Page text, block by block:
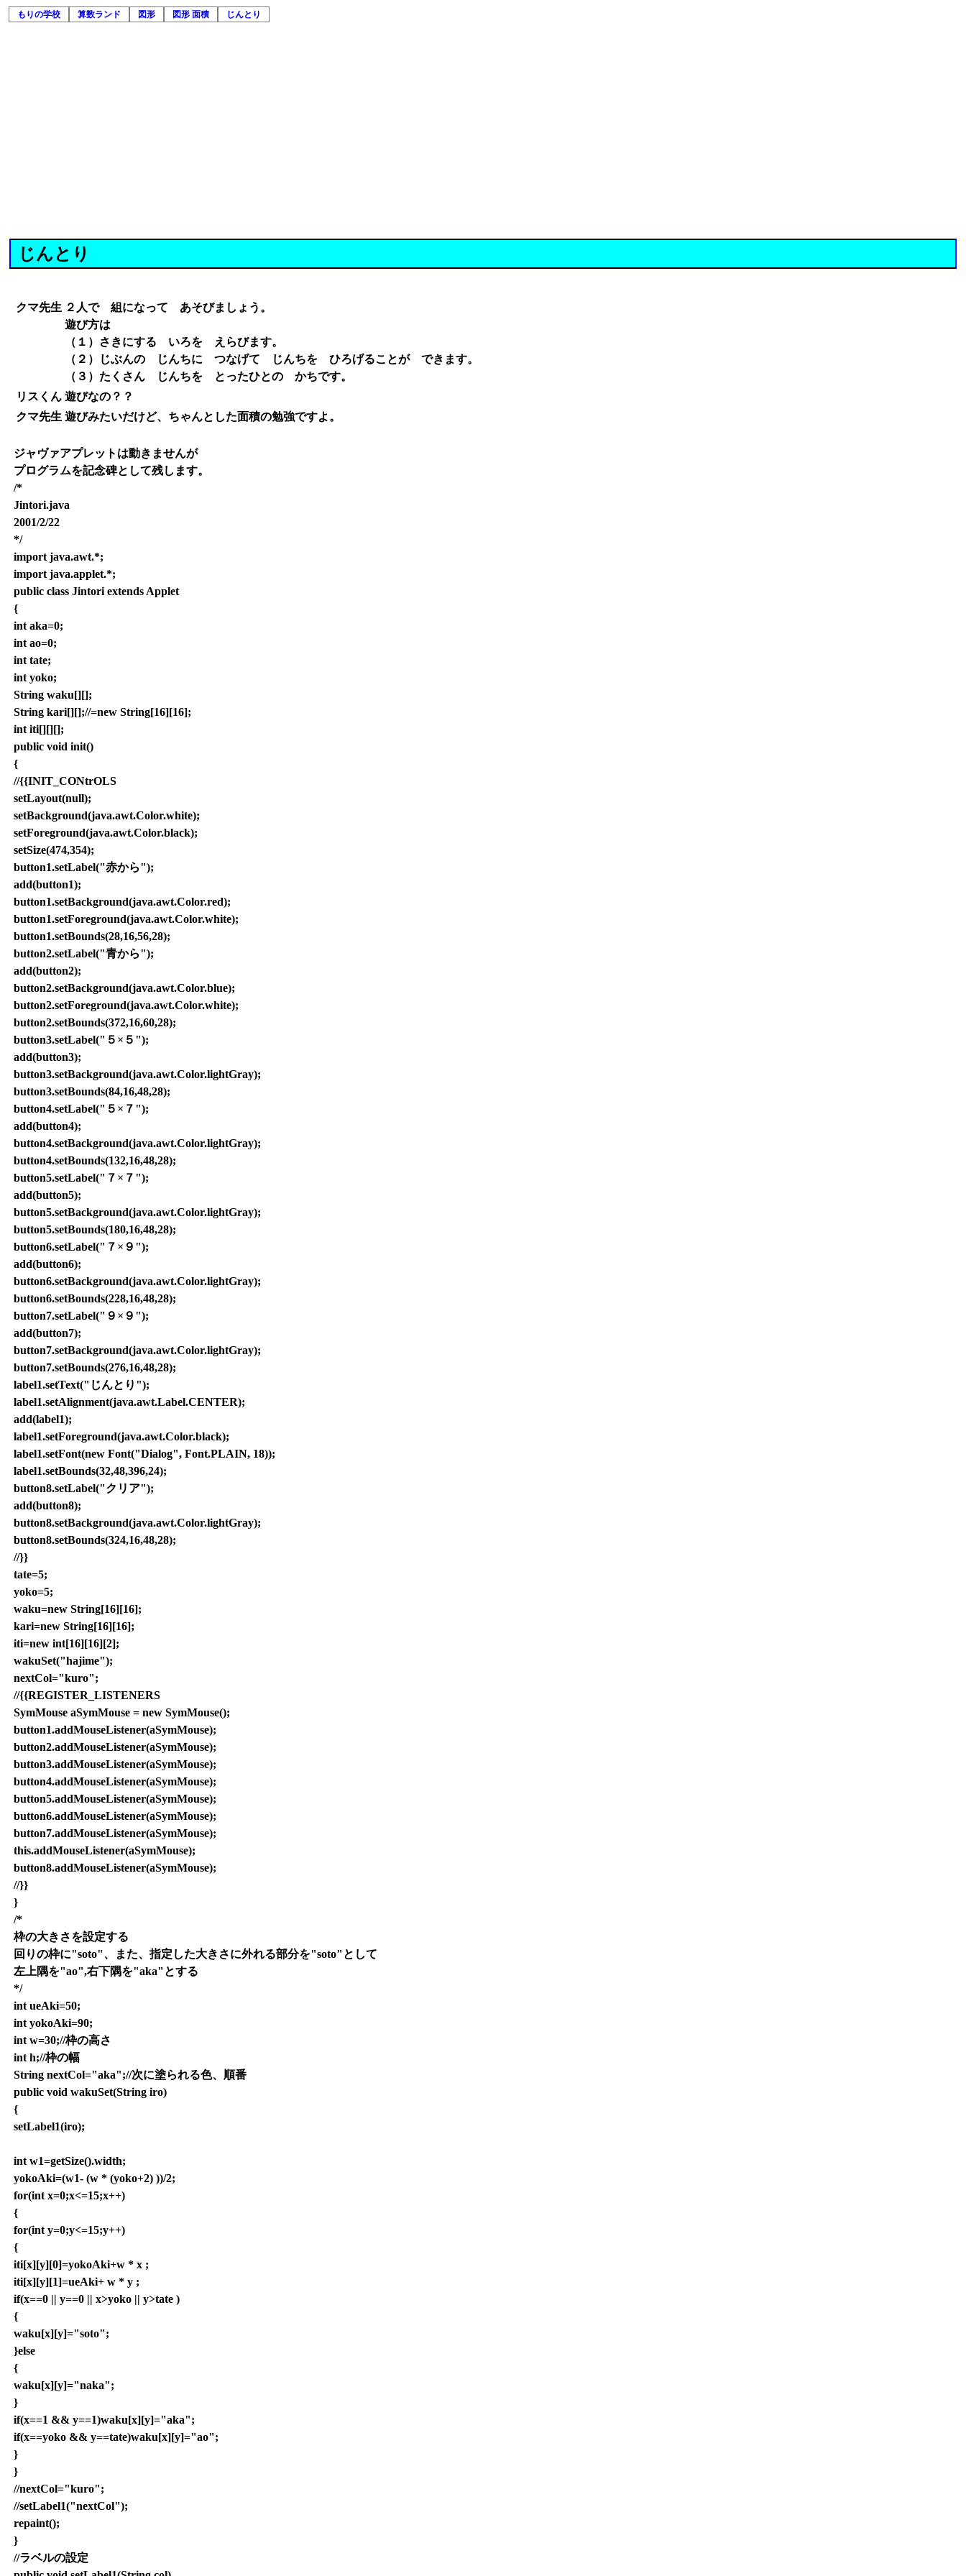
もりの学校 算数ランド 図形 図形 面積 じんとり
じんとり
クマ先生 ２人で 組になって あそびましょう。
遊び方は
（１）さきにする いろを えらびます。
（２）じぶんの じんちに つなげて じんちを ひろげることが できます。
（３）たくさん じんちを とったひとの かちです。
リスくん 遊びなの？？
クマ先生 遊びみたいだけど、ちゃんとした面積の勉強ですよ。
ジャヴァアプレットは動きませんが
プログラムを記念碑として残します。
/*
Jintori.java
2001/2/22
*/
import java.awt.*;
import java.applet.*;
public class Jintori extends Applet
{
int aka=0;
int ao=0;
int tate;
int yoko;
String waku[][];
String kari[][];//=new String[16][16];
int iti[][][];
public void init()
{
//{{INIT_CONtrOLS
setLayout(null);
setBackground(java.awt.Color.white);
setForeground(java.awt.Color.black);
setSize(474,354);
button1.setLabel("赤から");
add(button1);
button1.setBackground(java.awt.Color.red);
button1.setForeground(java.awt.Color.white);
button1.setBounds(28,16,56,28);
button2.setLabel("青から");
add(button2);
button2.setBackground(java.awt.Color.blue);
button2.setForeground(java.awt.Color.white);
button2.setBounds(372,16,60,28);
button3.setLabel("５×５");
add(button3);
button3.setBackground(java.awt.Color.lightGray);
button3.setBounds(84,16,48,28);
button4.setLabel("５×７");
add(button4);
button4.setBackground(java.awt.Color.lightGray);
button4.setBounds(132,16,48,28);
button5.setLabel("７×７");
add(button5);
button5.setBackground(java.awt.Color.lightGray);
button5.setBounds(180,16,48,28);
button6.setLabel("７×９");
add(button6);
button6.setBackground(java.awt.Color.lightGray);
button6.setBounds(228,16,48,28);
button7.setLabel("９×９");
add(button7);
button7.setBackground(java.awt.Color.lightGray);
button7.setBounds(276,16,48,28);
label1.setText("じんとり");
label1.setAlignment(java.awt.Label.CENTER);
add(label1);
label1.setForeground(java.awt.Color.black);
label1.setFont(new Font("Dialog", Font.PLAIN, 18));
label1.setBounds(32,48,396,24);
button8.setLabel("クリア");
add(button8);
button8.setBackground(java.awt.Color.lightGray);
button8.setBounds(324,16,48,28);
//}}
tate=5;
yoko=5;
waku=new String[16][16];
kari=new String[16][16];
iti=new int[16][16][2];
wakuSet("hajime");
nextCol="kuro";
//{{REGISTER_LISTENERS
SymMouse aSymMouse = new SymMouse();
button1.addMouseListener(aSymMouse);
button2.addMouseListener(aSymMouse);
button3.addMouseListener(aSymMouse);
button4.addMouseListener(aSymMouse);
button5.addMouseListener(aSymMouse);
button6.addMouseListener(aSymMouse);
button7.addMouseListener(aSymMouse);
this.addMouseListener(aSymMouse);
button8.addMouseListener(aSymMouse);
//}}
}
/*
枠の大きさを設定する
回りの枠に"soto"、また、指定した大きさに外れる部分を"soto"として
左上隅を"ao",右下隅を"aka"とする
*/
int ueAki=50;
int yokoAki=90;
int w=30;//枠の高さ
int h;//枠の幅
String nextCol="aka";//次に塗られる色、順番
public void wakuSet(String iro)
{
setLabel1(iro);
int w1=getSize().width;
yokoAki=(w1- (w * (yoko+2) ))/2;
for(int x=0;x<=15;x++)
{
for(int y=0;y<=15;y++)
{
iti[x][y][0]=yokoAki+w * x ;
iti[x][y][1]=ueAki+ w * y ;
if(x==0 || y==0 || x>yoko || y>tate )
{
waku[x][y]="soto";
}else
{
waku[x][y]="naka";
}
if(x==1 && y==1)waku[x][y]="aka";
if(x==yoko && y==tate)waku[x][y]="ao";
}
}
//nextCol="kuro";
//setLabel1("nextCol");
repaint();
}
//ラベルの設定